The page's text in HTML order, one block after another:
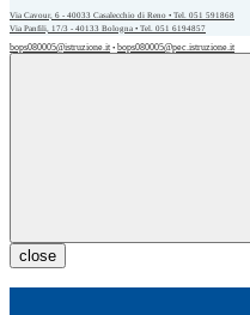
Via Cavour, 6 - 40033 Casalecchio di Reno • Tel. 051 591868
Via Panfili, 17/3 - 40133 Bologna • Tel. 051 6194857
bops080005@istruzione.it • bops080005@pec.istruzione.it
close